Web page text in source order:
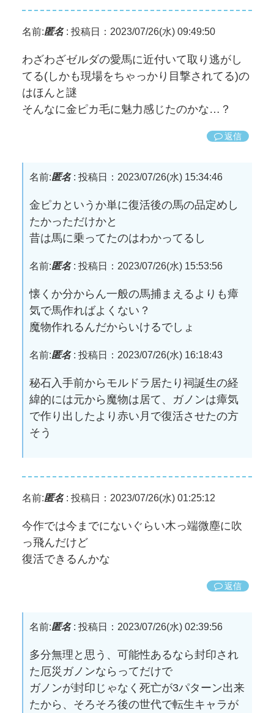
名前:匿名: 投稿日：2023/07/26(水) 09:49:50
わざわざゼルダの愛馬に近付いて取り逃がし
てる(しかも現場をちゃっかり目撃されてる)の
はほんと謎
そんなに金ピカ毛に魅力感じたのかな…？
返信
名前:匿名: 投稿日：2023/07/26(水) 15:34:46
金ピカというか単に復活後の馬の品定めし
たかっただけかと
昔は馬に乗ってたのはわかってるし
名前:匿名: 投稿日：2023/07/26(水) 15:53:56
懐くか分からん一般の馬捕まえるよりも瘴
気で馬作ればよくない？
魔物作れるんだからいけるでしょ
名前:匿名: 投稿日：2023/07/26(水) 16:18:43
秘石入手前からモルドラ居たり祠誕生の経
緯的には元から魔物は居て、ガノンは瘴気
で作り出したより赤い月で復活させたの方
そう
名前:匿名: 投稿日：2023/07/26(水) 01:25:12
今作では今までにないぐらい木っ端微塵に吹
っ飛んだけど
復活できるんかな
返信
名前:匿名: 投稿日：2023/07/26(水) 02:39:56
多分無理と思う、可能性あるなら封印され
た厄災ガノンならってだけで
ガノンが封印じゃなく死亡が3パターン出来
たから、そろそろ後の世代で転生キャラが